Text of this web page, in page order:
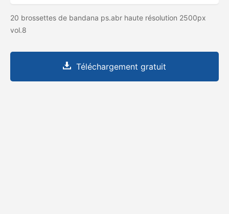
20 brossettes de bandana ps.abr haute résolution 2500px
vol.8
Téléchargement gratuit